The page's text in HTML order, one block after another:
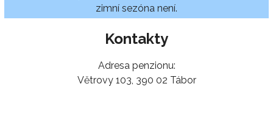
zimní sezóna není.
Kontakty
Adresa penzionu:
Větrovy 103, 390 02 Tábor